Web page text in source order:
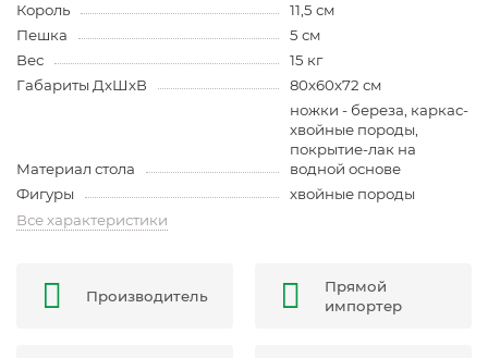
Король
11,5 см
Пешка
5 см
Вес
15 кг
Габариты ДхШхВ
80х60х72 см
Материал стола
ножки - береза, каркас-
хвойные породы,
покрытие-лак на
водной основе
Фигуры
хвойные породы
Все характеристики
Производитель
Прямой
импортер